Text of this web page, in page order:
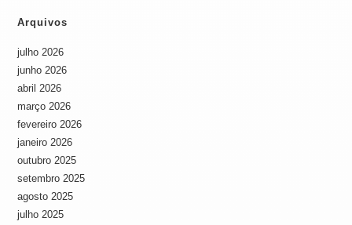
Arquivos
julho 2026
junho 2026
abril 2026
março 2026
fevereiro 2026
janeiro 2026
outubro 2025
setembro 2025
agosto 2025
julho 2025